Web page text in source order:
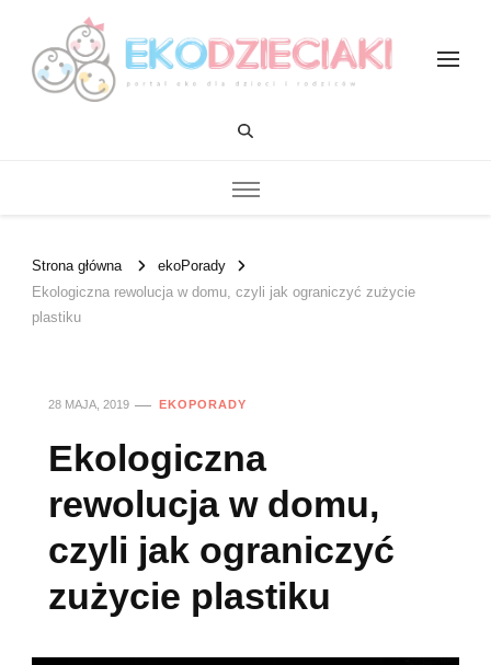
Strona główna
ekoPorady
Ekologiczna rewolucja w domu, czyli jak ograniczyć zużycie
plastiku
28 MAJA, 2019 EKOPORADY
Ekologiczna
rewolucja w domu,
czyli jak ograniczyć
zużycie plastiku